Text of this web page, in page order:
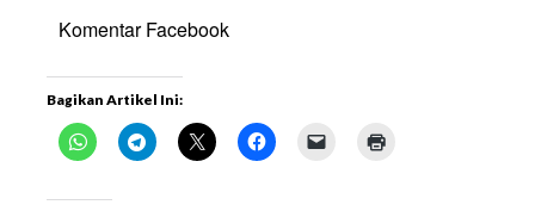
Komentar Facebook
Bagikan Artikel Ini: